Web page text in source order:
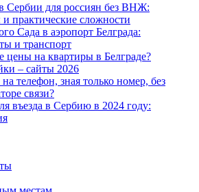
Сербии для россиян без ВНЖ:
практические сложности
Сада в аэропорт Белграда:
и транспорт
цены на квартиры в Белграде?
– сайты 2026
телефон, зная только номер, без
связи?
въезда в Сербию в 2024 году: